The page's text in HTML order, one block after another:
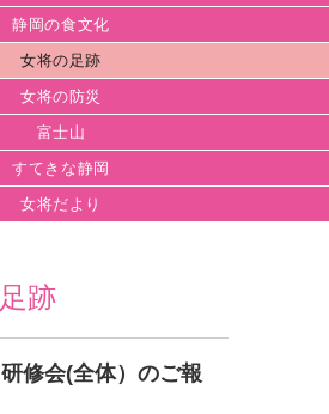
静岡の食文化
女将の足跡
女将の防災
富士山
すてきな静岡
女将だより
跡
修会(全体）のご報